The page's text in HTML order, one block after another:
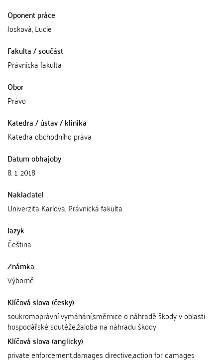
Oponent práce
Josková, Lucie
Fakulta / součást
Právnická fakulta
Obor
Právo
Katedra / ústav / klinika
Katedra obchodního práva
Datum obhajoby
8. 1. 2018
Nakladatel
Univerzita Karlova, Právnická fakulta
Jazyk
Čeština
Známka
Výborně
Klíčová slova (česky)
soukromoprávní vymáhání,směrnice o náhradě škody v oblasti
hospodářské soutěže,žaloba na náhradu škody
Klíčová slova (anglicky)
private enforcement,damages directive,action for damages